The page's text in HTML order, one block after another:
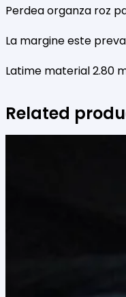
Perdea organza roz
La margine este
Latime material 2.80
Related